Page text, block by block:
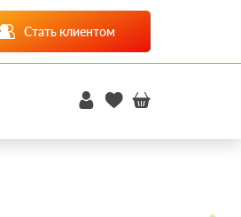
Стать клиентом